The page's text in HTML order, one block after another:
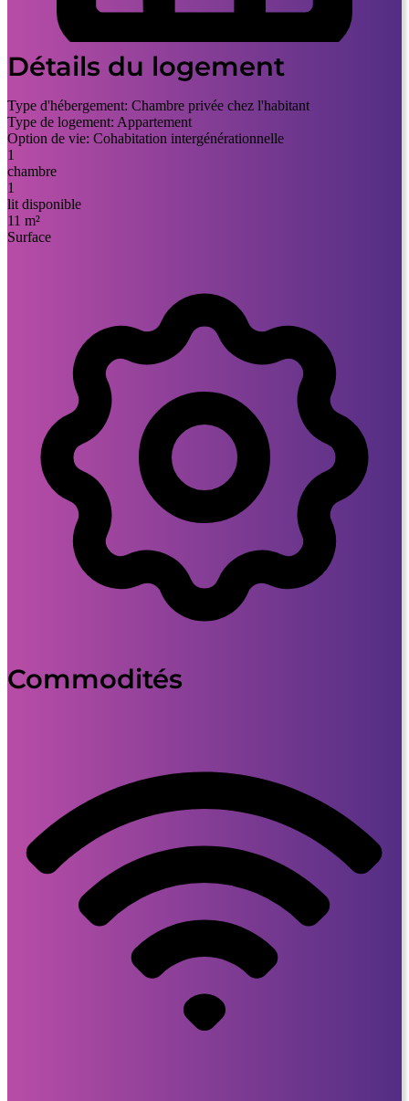
Détails du logement
Type d'hébergement: Chambre privée chez l'habitant
Type de logement: Appartement
Option de vie: Cohabitation intergénérationnelle
1
chambre
1
lit disponible
11 m²
Surface
Commodités